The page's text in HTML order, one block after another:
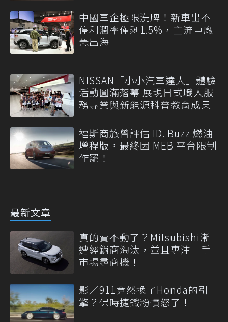
中國車企極限洗牌！新車出不
停利潤率僅剩1.5%，主流車廠
急出海
NISSAN「小小汽車達人」體驗
活動圓滿落幕 展現日式職人服
務專業與新能源科普教育成果
福斯商旅曾評估 ID. Buzz 燃油
增程版，最終因 MEB 平台限制
作罷！
最新文章
真的賣不動了？Mitsubishi漸
遭經銷商淘汰，並且專注二手
市場尋商機！
影／911竟然換了Honda的引
擎？保時捷鐵粉憤怒了！